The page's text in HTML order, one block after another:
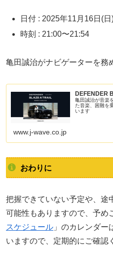
日付 : 2025年11月16日(日
時刻 : 21:00〜21:54
亀田誠治がナビゲーターを務
DEFENDER
亀田誠治が音楽
た音楽、困難を
います
www.j-wave.co.jp
おわりに
把握できていない予定や、途
可能性もありますので、予め
スケジュール 」のカレンダー
いますので、定期的にご確認